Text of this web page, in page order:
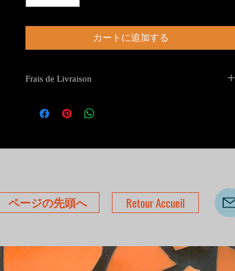
カートに追加する
Frais de Livraison
assurance, ils varient en fonction du poids et s'ajoutent à votre
ページの先頭へ Retour Accueil